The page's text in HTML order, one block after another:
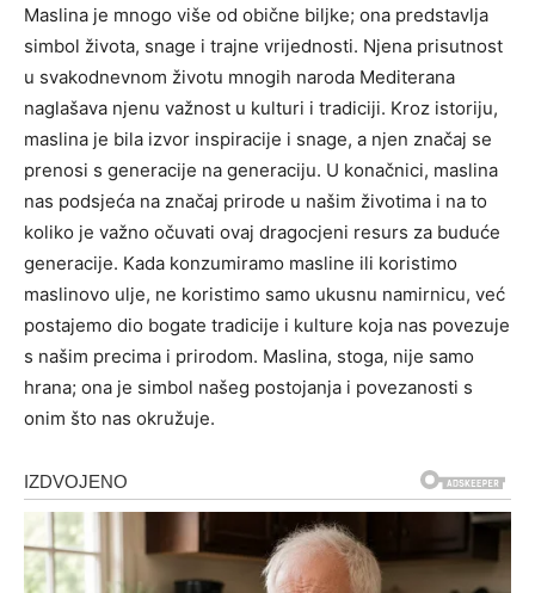
Maslina je mnogo više od obične biljke; ona predstavlja
simbol života, snage i trajne vrijednosti. Njena prisutnost
u svakodnevnom životu mnogih naroda Mediterana
naglašava njenu važnost u kulturi i tradiciji. Kroz istoriju,
maslina je bila izvor inspiracije i snage, a njen značaj se
prenosi s generacije na generaciju. U konačnici, maslina
nas podsjeća na značaj prirode u našim životima i na to
koliko je važno očuvati ovaj dragocjeni resurs za buduće
generacije. Kada konzumiramo masline ili koristimo
maslinovo ulje, ne koristimo samo ukusnu namirnicu, već
postajemo dio bogate tradicije i kulture koja nas povezuje
s našim precima i prirodom. Maslina, stoga, nije samo
hrana; ona je simbol našeg postojanja i povezanosti s
onim što nas okružuje.